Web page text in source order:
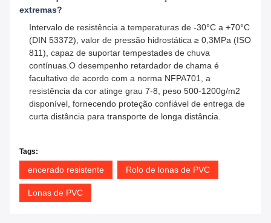
extremas?
Intervalo de resistência a temperaturas de -30°C a +70°C
(DIN 53372), valor de pressão hidrostática ≥ 0,3MPa (ISO
811), capaz de suportar tempestades de chuva
contínuas.O desempenho retardador de chama é
facultativo de acordo com a norma NFPA701, a
resistência da cor atinge grau 7-8, peso 500-1200g/m2
disponível, fornecendo proteção confiável de entrega de
curta distância para transporte de longa distância.
Tags:
encerado resistente Rolo de lonas de PVC
Lonas de PVC